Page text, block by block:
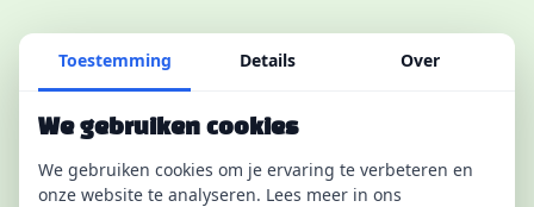
Toestemming Details Over
We gebruiken cookies
We gebruiken cookies om je ervaring te verbeteren en
onze website te analyseren. Lees meer in ons